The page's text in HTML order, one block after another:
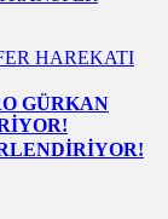
HAREKATI
GÜRKAN